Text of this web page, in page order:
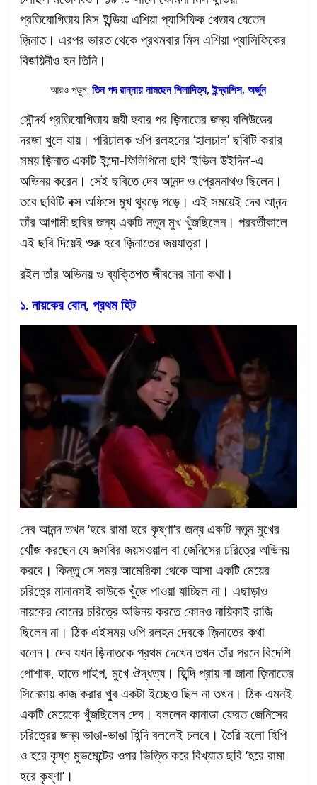
প্রতিযোগিতায় মিস ইন্ডিয়া এশিয়া প্যাসিফিক খেতাব যেতেন
জ়িনাত। এরপর ভারত থেকে প্রথমবার মিস এশিয়া প্যাসিফিকের
বিজয়িনীও হন তিনি।
আরও পড়ুন:তিন পদ রান্নায় নামছেন শিলাদিত্য, ইন্দ্রাশিস, অর্জুন
সৌন্দর্য প্রতিযোগিতায় জয়ী হবার পর জ়িনাতের জন্য বলিউডের
দরজা খুলে যায়। পরিচালক ওপি রলহনের ‘হালচাল’ ছবিটি করার
সময় জ়িনাত একটি ইন্দো-ফিলিপিনো ছবি ‘ইভিল উইদিন’-এ
অভিনয় করেন। সেই ছবিতে দেব আনন্দ ও প্রেমনাথও ছিলেন।
তবে ছবিটি বক্স অফিসে মুখ থুবড়ে পড়ে। এই সময়েই দেব আনন্দ
তাঁর আগামী ছবির জন্য একটি নতুন মুখ খুঁজছিলেন। পরবর্তীকালে
এই ছবি দিয়েই শুরু হবে জ়িনাতের জয়যাত্রা।
রইল তাঁর অভিনয় ও ব্যক্তিগত জীবনের নানা কথা।
১. নায়কের বোন, প্রথম হিট
দেব আনন্দ তখন ‘হরে রামা হরে কৃষ্ণা’র জন্য একটি নতুন মুখের
খোঁজ করছেন যে জসবির জয়সওয়াল বা জেনিসের চরিত্রে অভিনয়
করবে। কিন্তু সে সময় আমেরিকা থেকে আসা একটি মেয়ের
চরিত্রে মানানসই কাউকে খুঁজে পাওয়া যাচ্ছিল না। এছাড়াও
নায়কের বোনের চরিত্রে অভিনয় করতে কোনও নায়িকাই রাজি
ছিলেন না। ঠিক এইসময় ওপি রলহন দেবকে জ়িনাতের কথা
বলেন। দেব যখন জ়িনাতকে প্রথম দেখেন তখন তাঁর পরনে বিদেশি
পোশাক, হাতে পাইপ, মুখে ঔদ্ধত্য। হিন্দি প্রায় না জানা জ়িনাতের
সিনেমায় কাজ করার খুব একটা ইচ্ছেও ছিল না তখন। ঠিক এমনই
একটি মেয়েকে খুঁজছিলেন দেব। বললেন কানাডা ফেরত জেনিসের
চরিত্রের জন্য ভাঙা-ভাঙা হিন্দি বললেই চলবে। তৈরি হলো হিপি
ও হরে কৃষ্ণ মুভমেন্টের ওপর ভিত্তি করে বিখ্যাত ছবি ‘হরে রামা
হরে কৃষ্ণা’।